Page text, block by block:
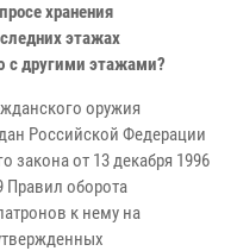
хранения
этажах
с другими этажами?
оружия
Российской Федерации
закона от 13 декабря 1996
Правил оборота
к нему на